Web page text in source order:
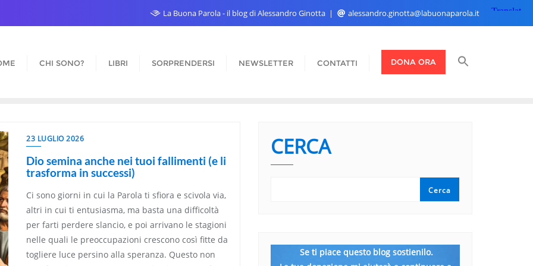
La Buona Parola - il blog di Alessandro Ginotta alessandro.ginotta@labuonaparola.it
CHI SONO? LIBRI SORPRENDERSI NEWSLETTER CONTATTI DONA ORA
23 LUGLIO 2026
Dio semina anche nei tuoi fallimenti (e li
trasforma in successi)
Ci sono giorni in cui la Parola ti sfiora e scivola via,
altri in cui ti entusiasma, ma basta una difficoltà
per farti perdere slancio, e poi arrivano le stagioni
nelle quali le preoccupazioni crescono così fitte da
togliere luce persino alla speranza. Questo non
CERCA
Cerca
Se ti piace questo blog sostienilo.